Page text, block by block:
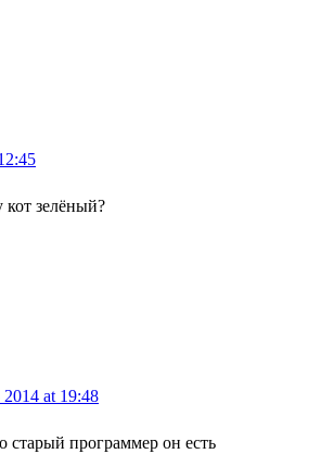
зелёный?
2014 at 19:48
старый программер он есть